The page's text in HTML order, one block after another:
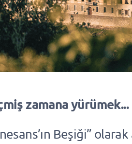
zamana yürümek...
Beşiği”